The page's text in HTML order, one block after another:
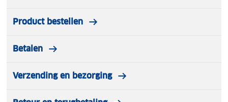
Product bestellen
Betalen
Verzending en bezorging